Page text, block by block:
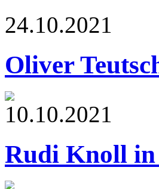
24.10.2021
Oliver
10.10.2021
Rudi Knoll in